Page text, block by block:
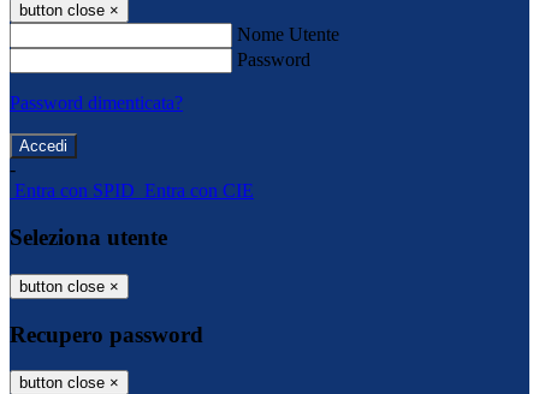
button close ×
Nome Utente
Password
Password dimenticata?
-
Entra con SPID Entra con CIE
Seleziona utente
button close ×
Recupero password
button close ×